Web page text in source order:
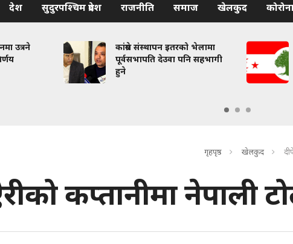
देश सुदुरपश्चिम प्रदेश राजनीति समाज खेलकुद
उत्रने
कांग्रेस संस्थापन इतरको भेलामा
पूर्वसभापति देउवा पनि सहभागी
हुने
गृहपृष्ठ खेलकुद
कप्तानीमा नेपाली